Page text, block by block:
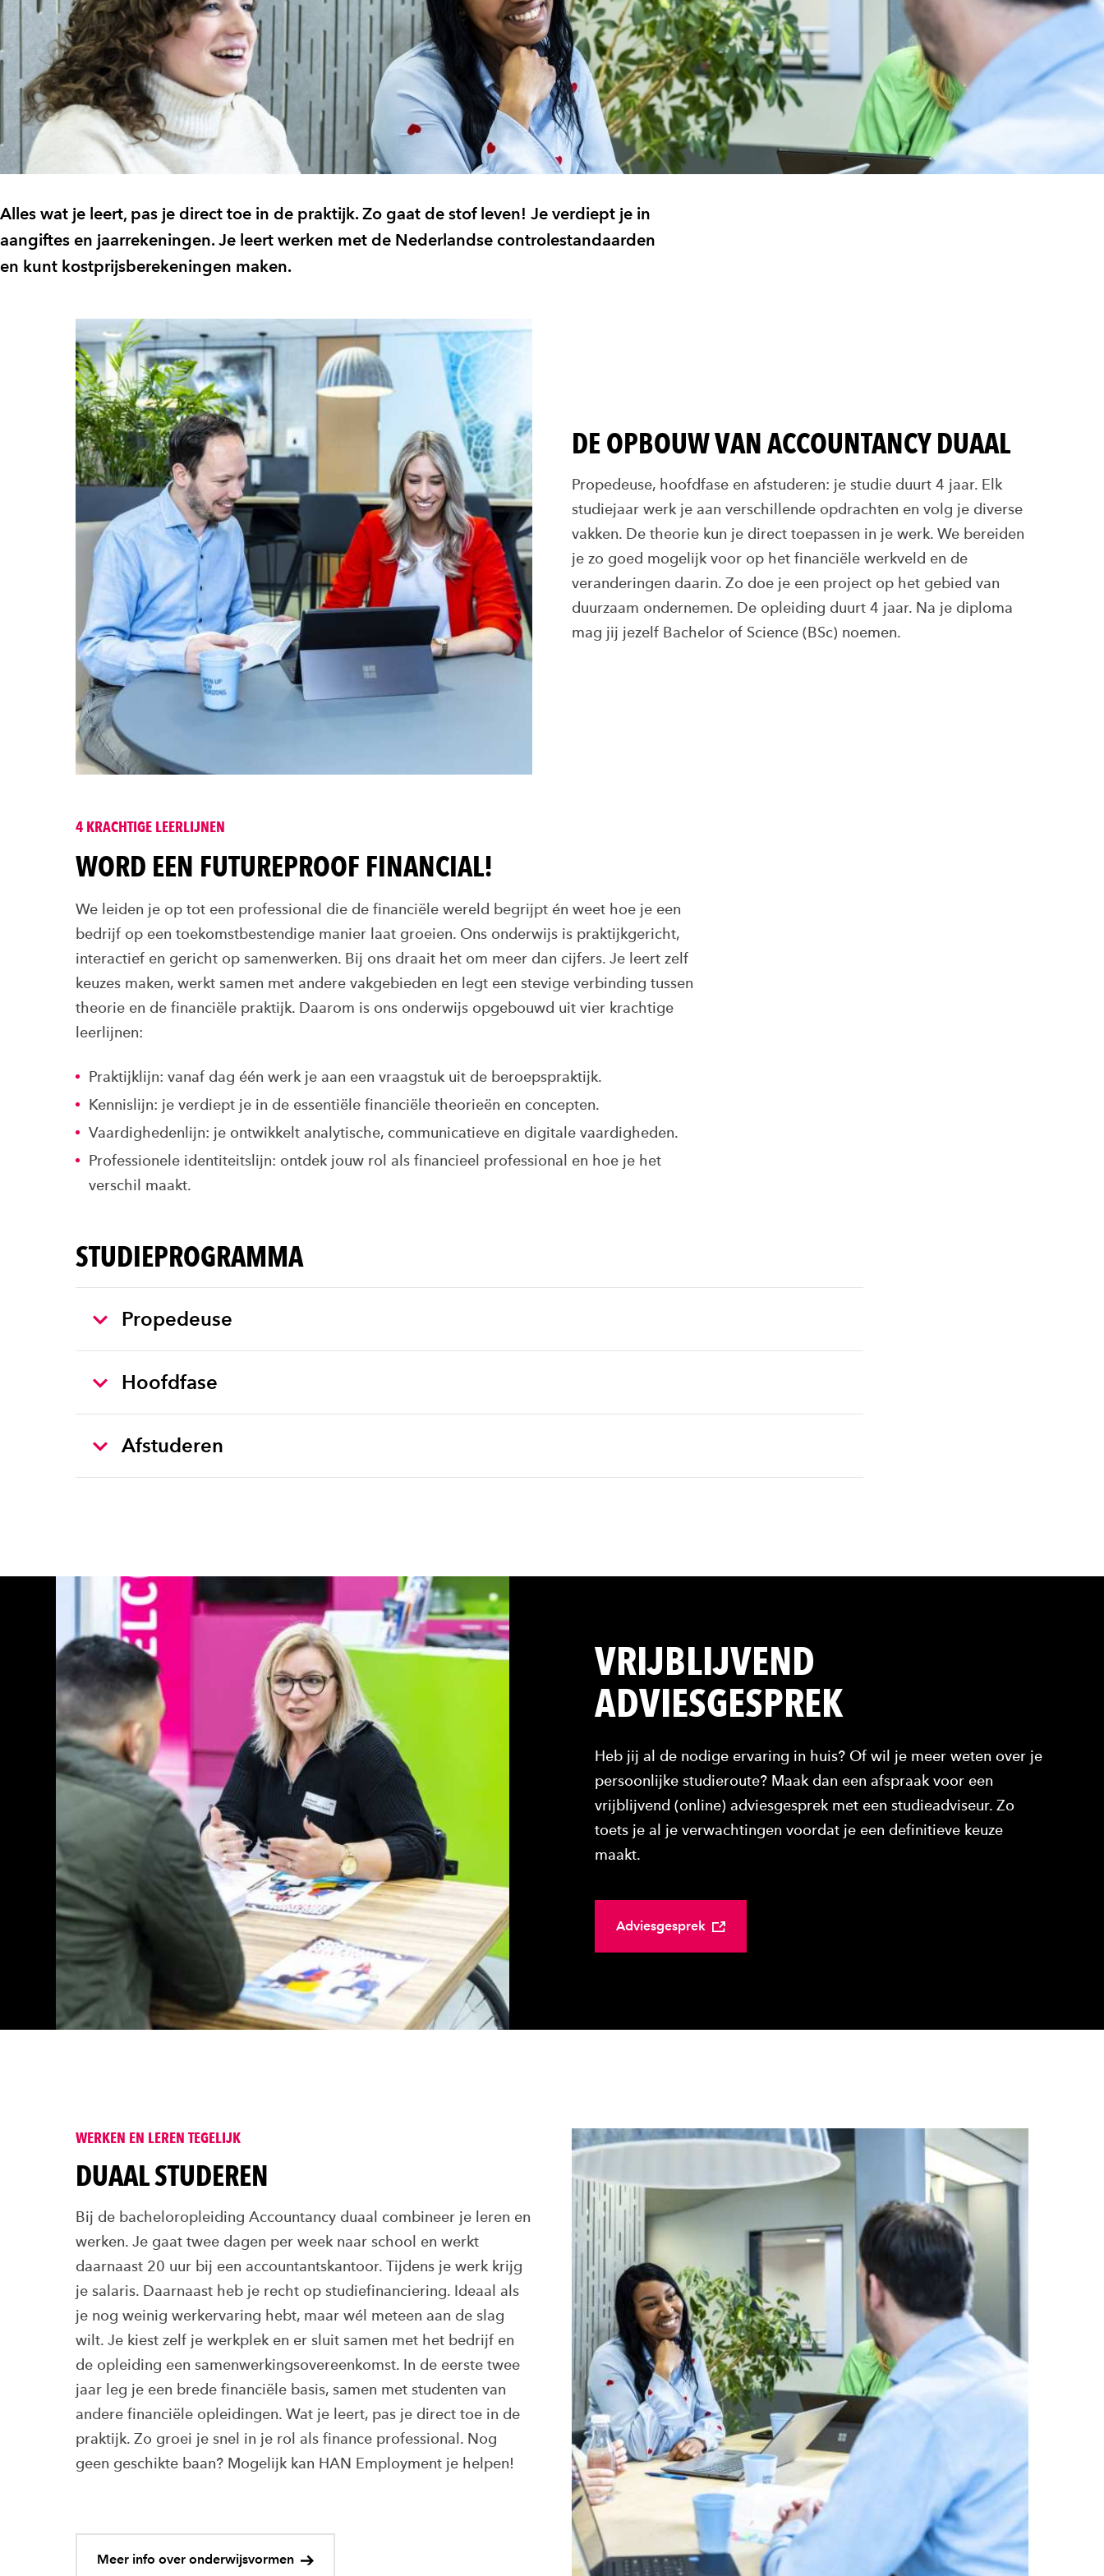
Alles wat je leert, pas je direct toe in de praktijk. Zo gaat de stof leven! Je verdiept je in
aangiftes en jaarrekeningen. Je leert werken met de Nederlandse controlestandaarden
en kunt kostprijsberekeningen maken.
DE OPBOUW VAN ACCOUNTANCY DUAAL
Propedeuse, hoofdfase en afstuderen: je studie duurt 4 jaar. Elk
studiejaar werk je aan verschillende opdrachten en volg je diverse
vakken. De theorie kun je direct toepassen in je werk. We bereiden
je zo goed mogelijk voor op het financiële werkveld en de
veranderingen daarin. Zo doe je een project op het gebied van
duurzaam ondernemen. De opleiding duurt 4 jaar. Na je diploma
mag jij jezelf Bachelor of Science (BSc) noemen.
4 KRACHTIGE LEERLIJNEN
WORD EEN FUTUREPROOF FINANCIAL!
We leiden je op tot een professional die de financiële wereld begrijpt én weet hoe je een
bedrijf op een toekomstbestendige manier laat groeien. Ons onderwijs is praktijkgericht,
interactief en gericht op samenwerken. Bij ons draait het om meer dan cijfers. Je leert zelf
keuzes maken, werkt samen met andere vakgebieden en legt een stevige verbinding tussen
theorie en de financiële praktijk. Daarom is ons onderwijs opgebouwd uit vier krachtige
leerlijnen:
Praktijklijn: vanaf dag één werk je aan een vraagstuk uit de beroepspraktijk.
Kennislijn: je verdiept je in de essentiële financiële theorieën en concepten.
Vaardighedenlijn: je ontwikkelt analytische, communicatieve en digitale vaardigheden.
Professionele identiteitslijn: ontdek jouw rol als financieel professional en hoe je het
verschil maakt.
STUDIEPROGRAMMA
Propedeuse
Hoofdfase
Afstuderen
VRIJBLIJVEND
ADVIESGESPREK
Heb jij al de nodige ervaring in huis? Of wil je meer weten over je
persoonlijke studieroute? Maak dan een afspraak voor een
vrijblijvend (online) adviesgesprek met een studieadviseur. Zo
toets je al je verwachtingen voordat je een definitieve keuze
maakt.
Adviesgesprek
WERKEN EN LEREN TEGELIJK
DUAAL STUDEREN
Bij de bacheloropleiding Accountancy duaal combineer je leren en
werken. Je gaat twee dagen per week naar school en werkt
daarnaast 20 uur bij een accountantskantoor. Tijdens je werk krijg
je salaris. Daarnaast heb je recht op studiefinanciering. Ideaal als
je nog weinig werkervaring hebt, maar wél meteen aan de slag
wilt. Je kiest zelf je werkplek en er sluit samen met het bedrijf en
de opleiding een samenwerkingsovereenkomst. In de eerste twee
jaar leg je een brede financiële basis, samen met studenten van
andere financiële opleidingen. Wat je leert, pas je direct toe in de
praktijk. Zo groei je snel in je rol als finance professional. Nog
geen geschikte baan? Mogelijk kan HAN Employment je helpen!
Meer info over onderwijsvormen